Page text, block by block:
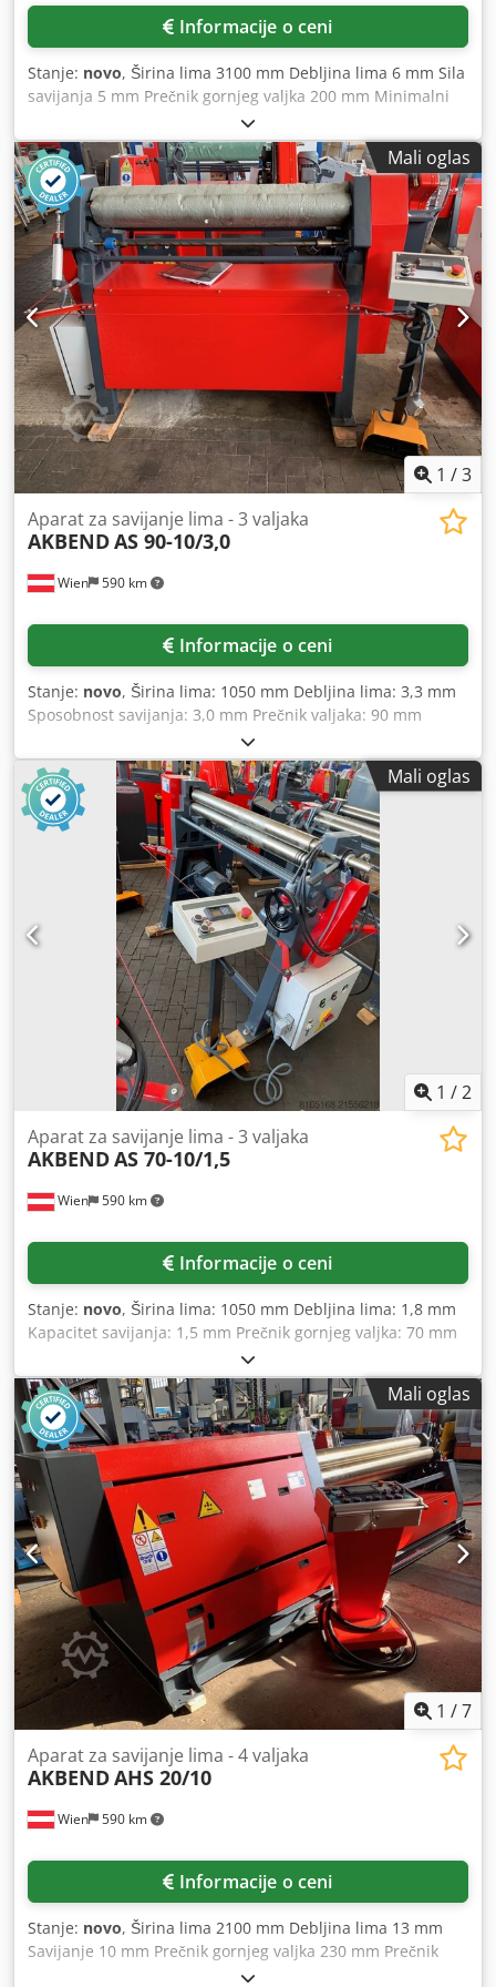
Informacije o ceni
Stanje: novo, Širina lima 3100 mm Debljina lima 6 mm Sila
savijanja 5 mm Prečnik gornjeg valjka 200 mm Minimalni
prečnik savijanja Ø 300 mm Brzina savijanja 5 m/min
Ukupna snaga 5,5 kW Težina mašine cca 4.000 kg
Dimenzije cca 4800x1300x1270 mm Chedpfoyv Nf Iex
Apnea Oprema: - Uređaj za konusno savijanje - Indukciono
kaljeni valjci - Motorno podešavanje zadnjeg valjka - Ram
mašine od čelične zavarene konstrukcije (ST-52) - Valjci od
specijalnog čelika - Asimetričan način rada - Bočno
otklopivi gornji valjak - Centralni valjci pokretani
elektromotorom, kočionim uređajem, planetarnim
reduktorom i zupčastim pogonom - Mobilni upravljački
pult Specijalna oprema: - Digitalni pokazivač za zadnji
valjak - Motorno pokretan donji valjak
Mali oglas
1 /3
Wien 590 km
Aparat za savijanje lima - 3 valjaka
AKBENDAS 90-10/3,0
Informacije o ceni
Stanje: novo, Širina lima: 1050 mm Debljina lima: 3,3 mm
Sposobnost savijanja: 3,0 mm Prečnik valjaka: 90 mm
Najmanji prečnik: 130 mm Ukupna potrebna snaga: 1,1 kW
Težina mašine: cca 570 kg Dimenzije: cca 2100 x 800 x 1130
mm Oprema: - Asimetrična 3-valjna mašina za savijanje sa
motornim pogonom - Gornji valjak izbaciv - Uređaj za
konusno savijanje - Glavni motor sa kočnicom Dodatna
oprema: - Motorno podešavanje zadnjeg valjka Chjdpfx
Aoyv Nfbepnea - Digitalni prikaz za zadnji valjak -
Indukciono kaljeni valjci
Mali oglas
1 /2
Wien 590 km
Aparat za savijanje lima - 3 valjaka
AKBENDAS 70-10/1,5
Informacije o ceni
Stanje: novo, Širina lima: 1050 mm Debljina lima: 1,8 mm
Kapacitet savijanja: 1,5 mm Prečnik gornjeg valjka: 70 mm
Najmanji prečnik savijanja: 105 mm Ukupna potrebna
snaga: 1,1 kW Težina mašine cca: 320 kg Potreban prostor
cca: 1700x700x1100 mm Oprema: - Asimetrična mašina za
valjanje okruglog lima sa 3 valjka i motornim pogonom -
Gornji valjak izbaciv Chedsyv I U Ispfx Apnja - Glavni motor
sa kočnicom Dodatna oprema: - Motorizovano podešavanje
zadnjeg valjka - Digitalni prikaz za zadnji valjak -
Indukciono kaljeni valjci
Mali oglas
1 /7
Wien 590 km
Aparat za savijanje lima - 4 valjaka
AKBENDAHS 20/10
Informacije o ceni
Stanje: novo, Širina lima 2100 mm Debljina lima 13 mm
Savijanje 10 mm Prečnik gornjeg valjka 230 mm Prečnik
donjeg valjka 210 mm Prečnik bočnog valjka 190 mm